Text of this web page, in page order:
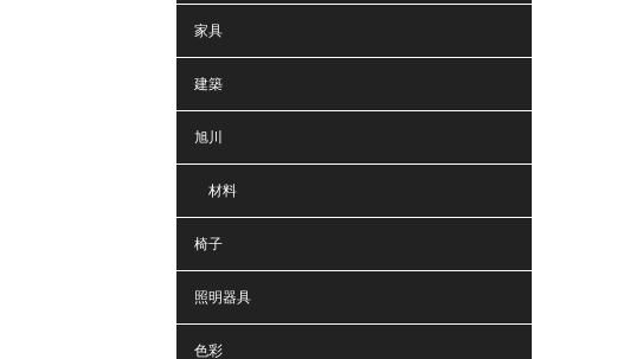
家具
建築
旭川
材料
椅子
照明器具
色彩